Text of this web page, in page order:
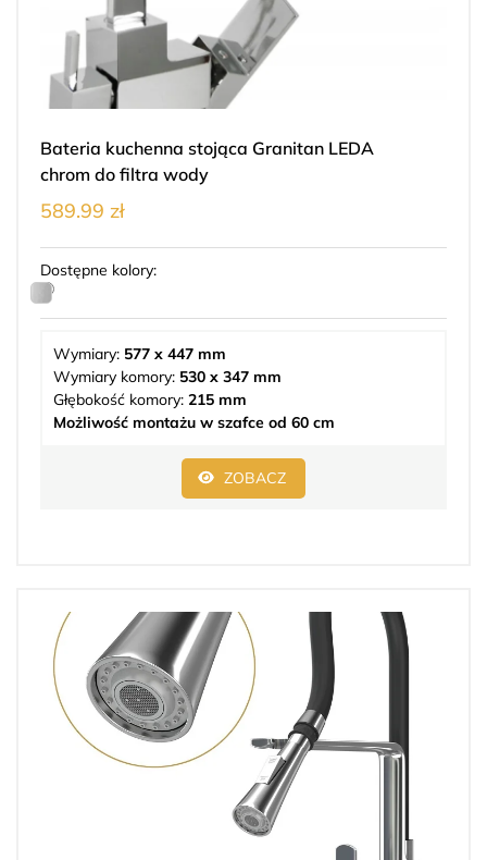
Bateria kuchenna stojąca Granitan LEDA
chrom do filtra wody
589.99 zł
Dostępne kolory:
Wymiary: 577 x 447 mm
Wymiary komory: 530 x 347 mm
Głębokość komory: 215 mm
Możliwość montażu w szafce od 60 cm
ZOBACZ